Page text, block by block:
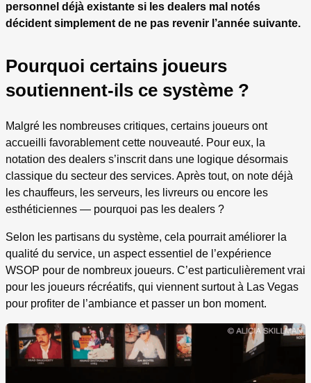
personnel déjà existante si les dealers mal notés
décident simplement de ne pas revenir l’année suivante.
Pourquoi certains joueurs
soutiennent-ils ce système ?
Malgré les nombreuses critiques, certains joueurs ont
accueilli favorablement cette nouveauté. Pour eux, la
notation des dealers s’inscrit dans une logique désormais
classique du secteur des services. Après tout, on note déjà
les chauffeurs, les serveurs, les livreurs ou encore les
esthéticiennes — pourquoi pas les dealers ?
Selon les partisans du système, cela pourrait améliorer la
qualité du service, un aspect essentiel de l’expérience
WSOP pour de nombreux joueurs. C’est particulièrement vrai
pour les joueurs récréatifs, qui viennent surtout à Las Vegas
pour profiter de l’ambiance et passer un bon moment.